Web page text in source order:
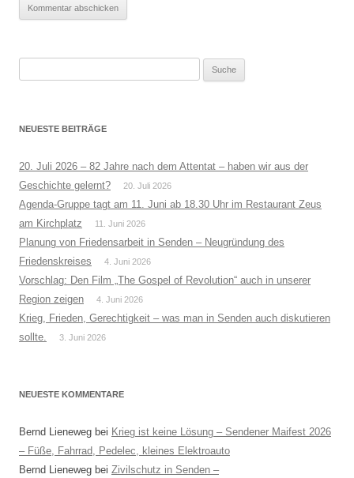
NEUESTE BEITRÄGE
20. Juli 2026 – 82 Jahre nach dem Attentat – haben wir aus der
Geschichte gelernt?
20. Juli 2026
Agenda-Gruppe tagt am 11. Juni ab 18.30 Uhr im Restaurant Zeus
am Kirchplatz
11. Juni 2026
Planung von Friedensarbeit in Senden – Neugründung des
Friedenskreises
4. Juni 2026
Vorschlag: Den Film „The Gospel of Revolution“ auch in unserer
Region zeigen
4. Juni 2026
Krieg, Frieden, Gerechtigkeit – was man in Senden auch diskutieren
sollte.
3. Juni 2026
NEUESTE KOMMENTARE
Bernd Lieneweg bei Krieg ist keine Lösung – Sendener Maifest 2026
– Füße, Fahrrad, Pedelec, kleines Elektroauto
Bernd Lieneweg bei Zivilschutz in Senden –